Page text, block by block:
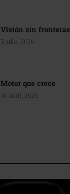
Visión sin fronteras
3 julio, 2026
Motor que crece
30 abril, 2026